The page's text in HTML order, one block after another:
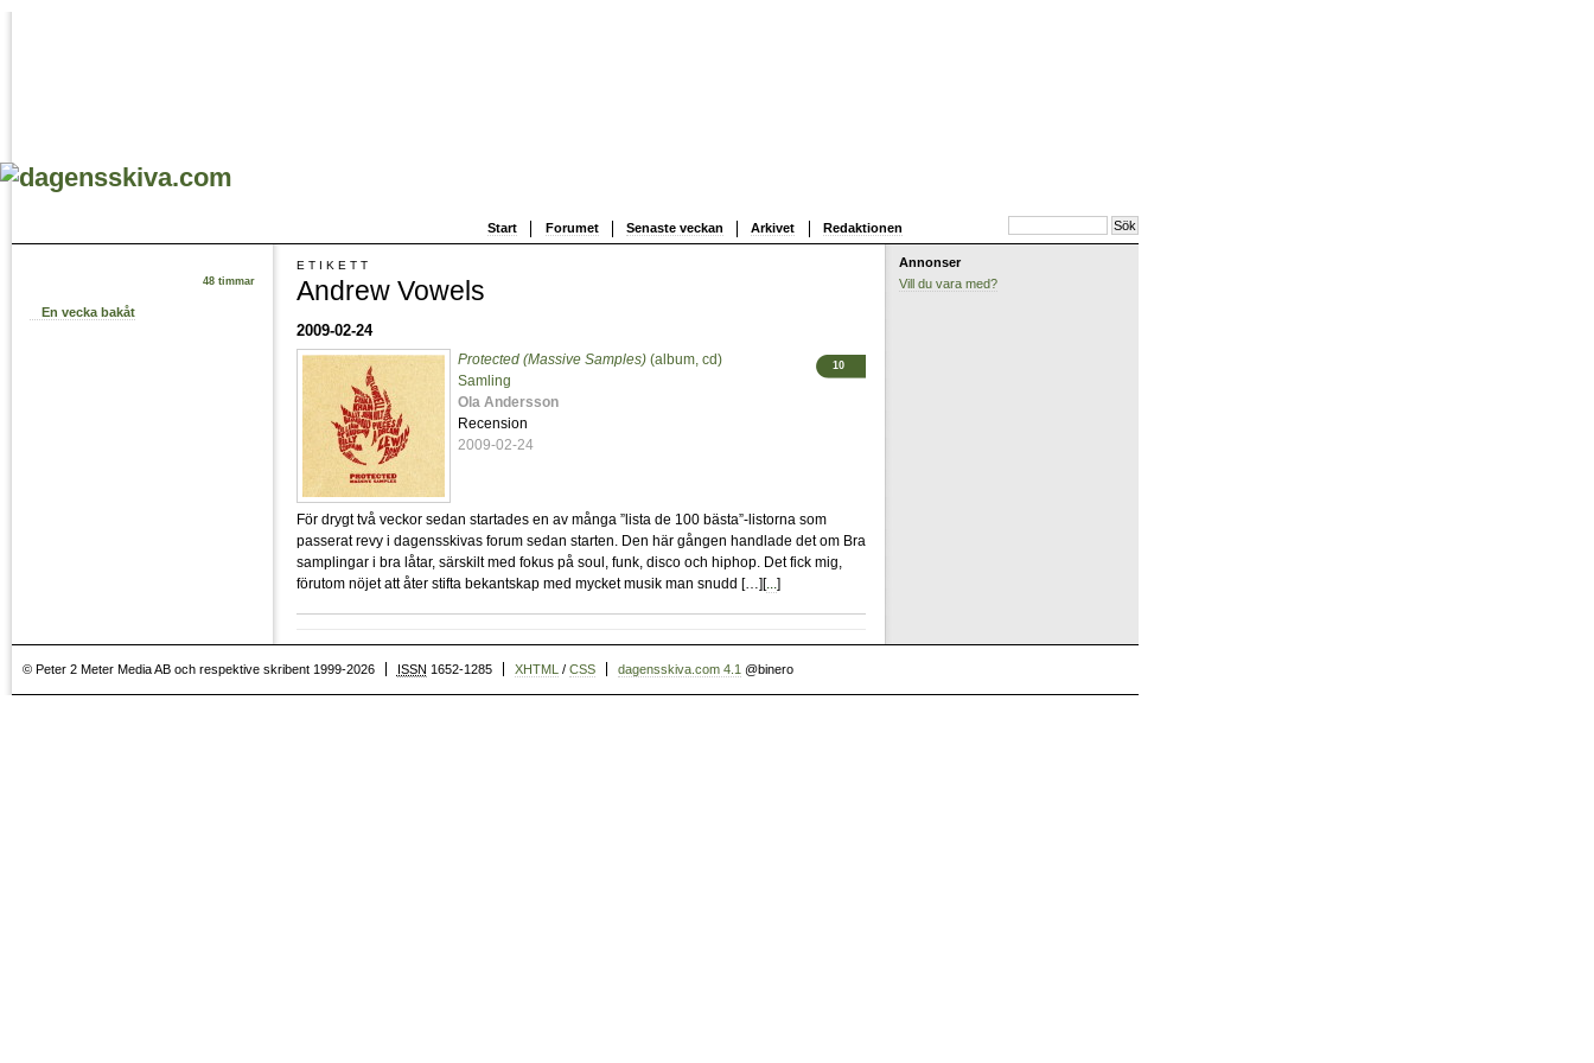
Start Forumet Senaste veckan Arkivet Redaktionen
48 timmar
En vecka bakåt
ETIKETT
Andrew Vowels
2009-02-24
Protected (Massive Samples) (album, cd)
Samling
Ola Andersson
Recension
2009-02-24
10
För drygt två veckor sedan startades en av många ”lista de 100 bästa”-listorna som
passerat revy i dagensskivas forum sedan starten. Den här gången handlade det om Bra
samplingar i bra låtar, särskilt med fokus på soul, funk, disco och hiphop. Det fick mig,
förutom nöjet att åter stifta bekantskap med mycket musik man snudd […][...]
Annonser
Vill du vara med?
© Peter 2 Meter Media AB och respektive skribent 1999-2026 ISSN 1652-1285 XHTML / CSS dagensskiva.com 4.1 @binero